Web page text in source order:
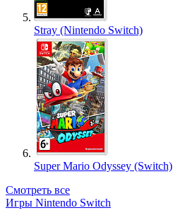
Stray (Nintendo Switch)
Super Mario Odyssey (Switch)
Смотреть все
Игры Nintendo Switch